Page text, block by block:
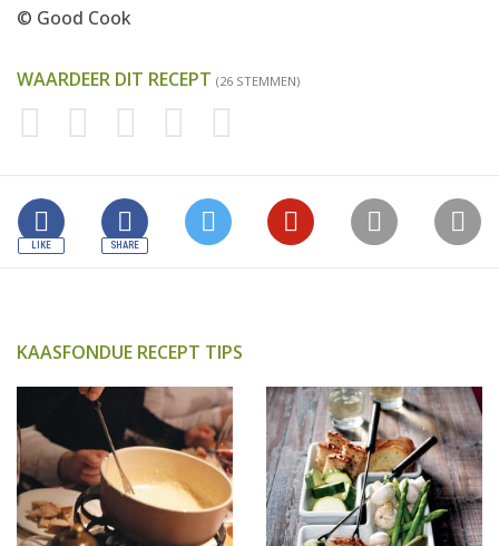
© Good Cook
WAARDEER DIT RECEPT (26 STEMMEN)
KAASFONDUE RECEPT TIPS